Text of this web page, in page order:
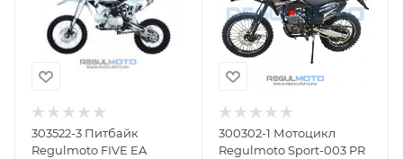
303522-3 Питбайк
Regulmoto FIVE EA
300302-1 Мотоцикл
Regulmoto Sport-003 PR